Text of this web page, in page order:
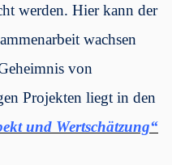
werden. Hier kann der
wachsen
von
Projekten liegt in den
und Wertschätzung“